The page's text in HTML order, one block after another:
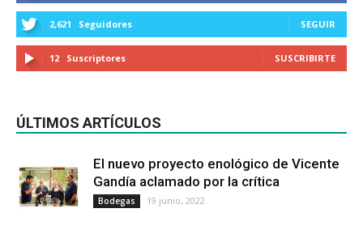
2,621 Seguidores SEGUIR
12 Suscriptores SUSCRIBIRTE
ÚLTIMOS ARTÍCULOS
El nuevo proyecto enológico de Vicente
Gandía aclamado por la crítica
Bodegas 19 junio, 2022